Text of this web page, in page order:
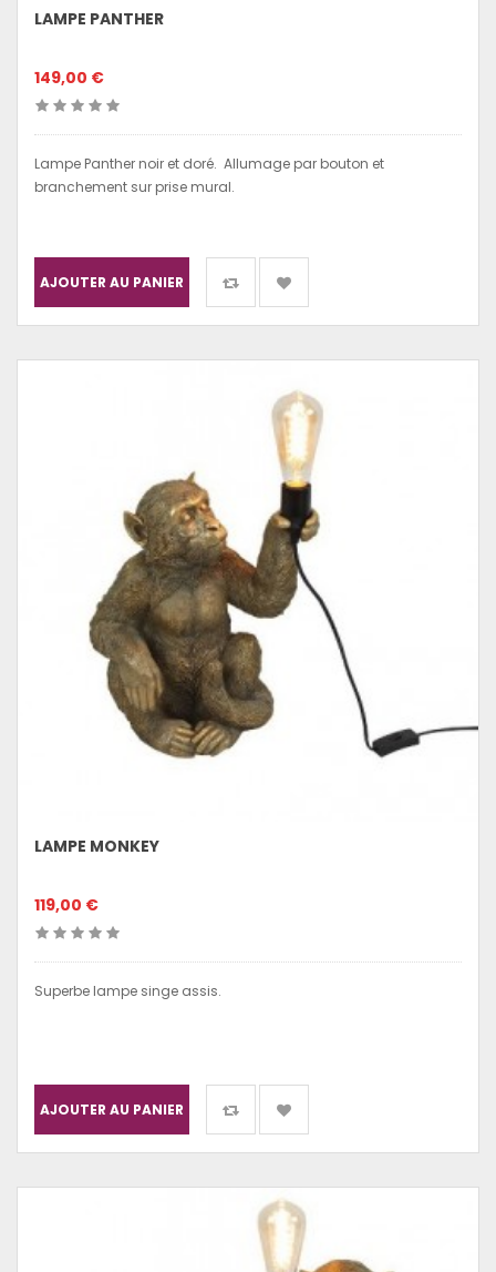
LAMPE PANTHER
149,00 €
Lampe Panther noir et doré. Allumage par bouton et
branchement sur prise mural.
AJOUTER AU PANIER
LAMPE MONKEY
119,00 €
Superbe lampe singe assis.
AJOUTER AU PANIER